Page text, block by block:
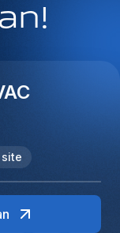
site